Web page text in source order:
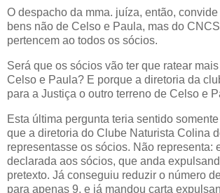
O despacho da mma. juíza, então,
bens não de Celso e Paula, mas do
pertencem ao todos os sócios.
Será que os sócios vão ter que ratear
Celso e Paula? E porque a diretoria da
para a Justiça o outro terreno de Celso e
Esta última pergunta teria sentido
que a diretoria do Clube Naturista Colina
representasse os sócios. Não representa:
declarada aos sócios, que anda
pretexto. Já conseguiu reduzir o número
para apenas 9, e já mandou carta